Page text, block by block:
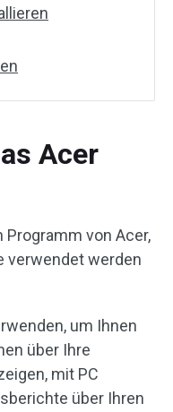
Acer
Programm von Acer,
verwendet werden
um Ihnen
über Ihre
mit PC
über Ihren